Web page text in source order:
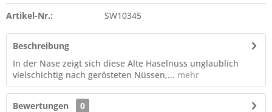
Artikel-Nr.: SW10345
Beschreibung
In der Nase zeigt sich diese Alte Haselnuss unglaublich
vielschichtig nach gerösteten Nüssen,... mehr
Bewertungen
0